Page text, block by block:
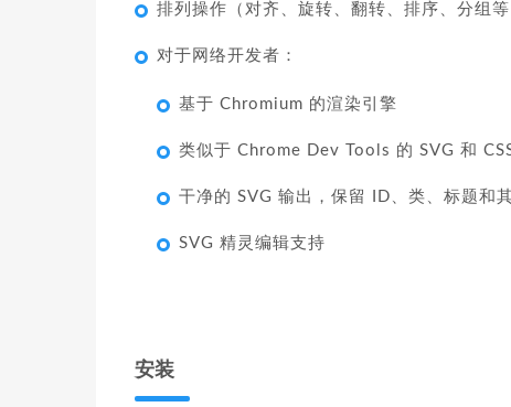
排列操作（对齐、旋转、翻转、排序、分组等
对于网络开发者：
基于 Chromium 的渲染引擎
类似于 Chrome Dev Tools 的 SVG 和
干净的 SVG 输出，保留 ID、类、标题和
SVG 精灵编辑支持
安装